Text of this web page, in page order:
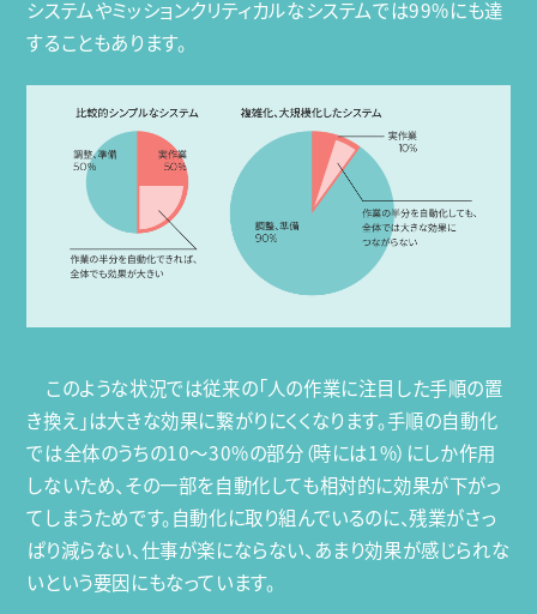
システムやミッションクリティカルなシステムでは99%にも達
することもあります。
このような状況では従来の「人の作業に注目した手順の置
き換え」は大きな効果に繋がりにくくなります。手順の自動化
では全体のうちの10〜30%の部分（時には1%）にしか作用
しないため、その一部を自動化しても相対的に効果が下がっ
てしまうためです。自動化に取り組んでいるのに、残業がさっ
ぱり減らない、仕事が楽にならない、あまり効果が感じられな
いという要因にもなっています。